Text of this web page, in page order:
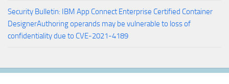
Security Bulletin: IBM App Connect Enterprise Certified Container
DesignerAuthoring operands may be vulnerable to loss of
confidentiality due to CVE-2021-4189